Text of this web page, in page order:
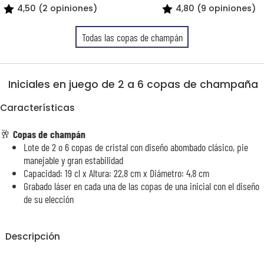
4,50 (2 opiniones)
4,80 (9 opiniones)
Todas las copas de champán
Iniciales en juego de 2 a 6 copas de champaña
Características
🥂 Copas de champán
Lote de 2 o 6 copas de cristal con diseño abombado clásico, pie
manejable y gran estabilidad
Capacidad: 19 cl x Altura: 22,8 cm x Diámetro: 4,8 cm
Grabado láser en cada una de las copas de una inicial con el diseño
de su elección
Descripción